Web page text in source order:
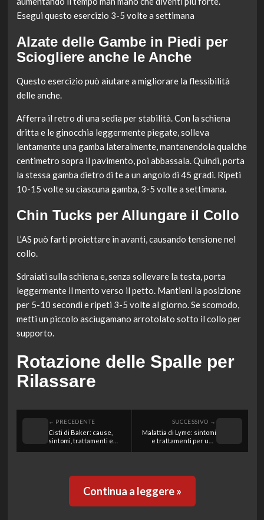
Esegui questo esercizio 3-5 volte a settimana
Alzate delle Gambe in Piedi per
Sciogliere anche le Anche
Questo esercizio può aiutare a migliorare la flessibilità
delle anche.
Afferra il retro di una sedia per stabilità. Con la schiena
dritta e le ginocchia leggermente piegate, solleva
lentamente una gamba lateralmente, mantenendola qualche
centimetro sopra il pavimento, poi abbassala. Quindi, porta
la stessa gamba dietro di te a un angolo di 45 gradi. Ripeti
10-15 volte su ciascuna gamba, 3-5 volte a settimana.
Chin Tucks per Allungare il Collo
L’AS può farti proiettare in avanti, causando tensione nel
collo.
Sdraiati sulla schiena e, senza sollevare la testa, porta
leggermente il mento verso il petto. Mantieni la posizione
per 5-10 secondi e ripeti 3-5 volte al giorno. Se scomodo,
metti un piccolo asciugamano arrotolato sotto il collo per
supporto.
Rotazione delle Spalle per
Rilassare
← PRECEDENTE
Cisti di Baker: cause,
sintomi, trattamenti e
SUCCESSIVO →
Malattia di Lyme: sintomi
e trattamenti per una
Continua a leggere »